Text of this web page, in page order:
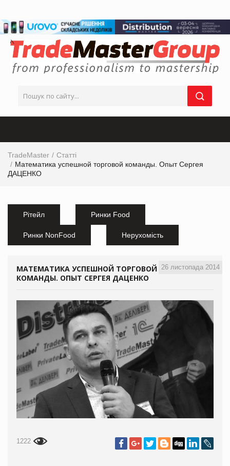
TradeMaster
Статті
Математика успешной торговой команды. Опыт Сергея
ДАЦЕНКО
Рітейл Ринки Food
Ринки NonFood Нерухомість
26 листопада 2014
МАТЕМАТИКА УСПЕШНОЙ ТОРГОВОЙ
КОМАНДЫ. ОПЫТ СЕРГЕЯ ДАЦЕНКО
1222